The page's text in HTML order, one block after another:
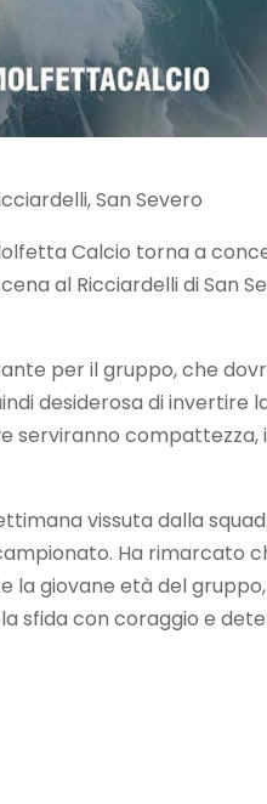
San Severo
Calcio torna a
al Ricciardelli di San
per il gruppo, che
desiderosa di invertire
serviranno
vissuta dalla
Ha rimarcato
la giovane età del
sfida con coraggio e